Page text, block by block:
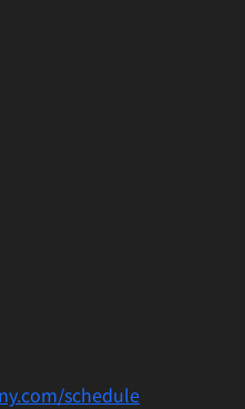
schedule